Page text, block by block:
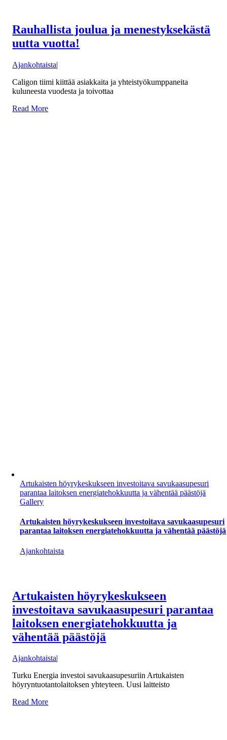
Rauhallista joulua ja menestyksekästä
uutta vuotta!
Ajankohtaista|
Caligon tiimi kiittää asiakkaita ja yhteistyökumppaneita
kuluneesta vuodesta ja toivottaa
Read More
Artukaisten höyrykeskukseen investoitava savukaasupesuri
parantaa laitoksen energiatehokkuutta ja vähentää päästöjä
Gallery
Artukaisten höyrykeskukseen investoitava savukaasupesuri
parantaa laitoksen energiatehokkuutta ja vähentää päästöjä
Ajankohtaista
Artukaisten höyrykeskukseen
investoitava savukaasupesuri parantaa
laitoksen energiatehokkuutta ja
vähentää päästöjä
Ajankohtaista|
Turku Energia investoi savukaasupesuriin Artukaisten
höyryntuotantolaitoksen yhteyteen. Uusi laitteisto
Read More